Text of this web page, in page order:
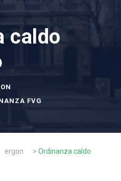
caldo
FVG
ergon > Ordinanza caldo